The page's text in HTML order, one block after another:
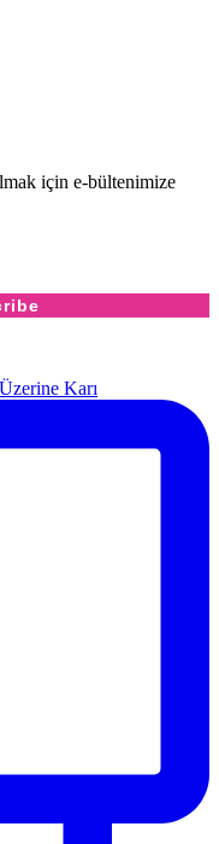
için e-bültenimize
Karı